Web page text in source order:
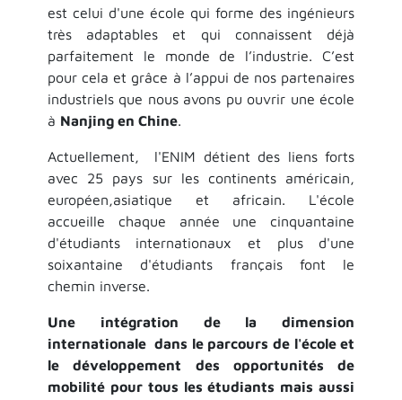
est celui d'une école qui forme des ingénieurs
très adaptables et qui connaissent déjà
parfaitement le monde de l’industrie. C’est
pour cela et grâce à l’appui de nos partenaires
industriels que nous avons pu ouvrir une école
à Nanjing en Chine.
Actuellement, l'ENIM détient des liens forts
avec 25 pays sur les continents américain,
européen,asiatique et africain. L'école
accueille chaque année une cinquantaine
d'étudiants internationaux et plus d'une
soixantaine d'étudiants français font le
chemin inverse.​
Une intégration de la dimension
internationale dans le parcours de l'école et
le développement des opportunités de
mobilité pour tous les étudiants mais aussi